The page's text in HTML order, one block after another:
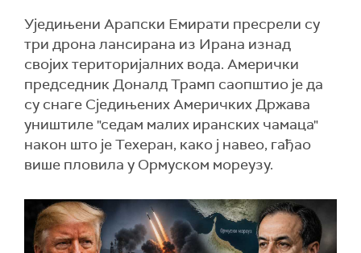
Уједињени Арапски Емирати пресрели су
три дрона лансирана из Ирана изнад
својих територијалних вода. Амерички
председник Доналд Трамп саопштио је да
су снаге Сједињених Америчких Држава
уништиле "седам малих иранских чамаца"
након што је Техеран, како ј навео, гађао
више пловила у Ормуском мореузу.